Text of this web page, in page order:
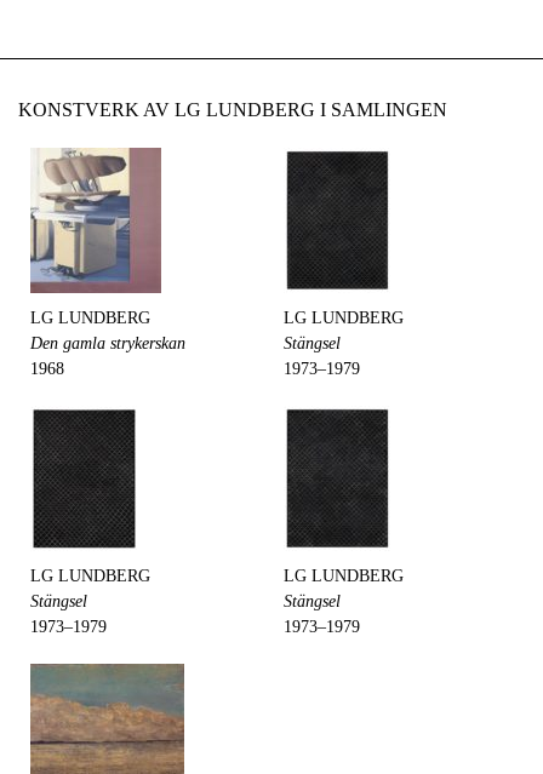
KONSTVERK AV LG LUNDBERG I SAMLINGEN
LG LUNDBERG
Den gamla strykerskan
1968
LG LUNDBERG
Stängsel
1973–1979
LG LUNDBERG
Stängsel
1973–1979
LG LUNDBERG
Stängsel
1973–1979